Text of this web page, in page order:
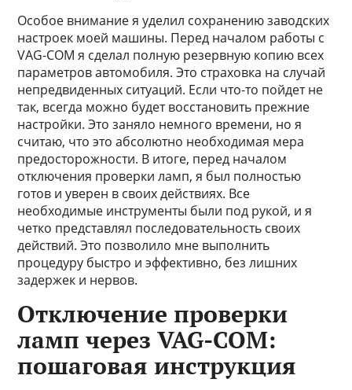
Особое внимание я уделил сохранению заводских
настроек моей машины. Перед началом работы с
VAG-COM я сделал полную резервную копию всех
параметров автомобиля. Это страховка на случай
непредвиденных ситуаций. Если что-то пойдет не
так, всегда можно будет восстановить прежние
настройки. Это заняло немного времени, но я
считаю, что это абсолютно необходимая мера
предосторожности. В итоге, перед началом
отключения проверки ламп, я был полностью
готов и уверен в своих действиях. Все
необходимые инструменты были под рукой, и я
четко представлял последовательность своих
действий. Это позволило мне выполнить
процедуру быстро и эффективно, без лишних
задержек и нервов.
Отключение проверки
ламп через VAG-COM:
пошаговая инструкция